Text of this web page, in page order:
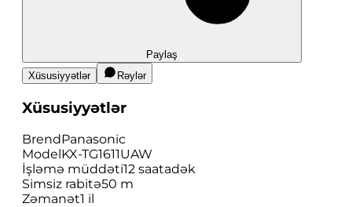
Paylaş
Xüsusiyyətlər
Rəylər
Xüsusiyyətlər
BrendPanasonic
ModelKX-TG1611UAW
İşləmə müddəti12 saatadək
Simsiz rabitə50 m
Zəmanət1 il